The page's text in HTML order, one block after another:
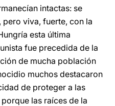
intactas: se
pero viva, fuerte, con la
esta última
fue precedida de la
de mucha población
muchos destacaron
de proteger a las
las raíces de la